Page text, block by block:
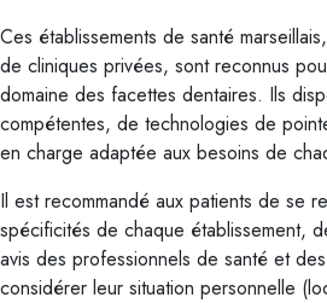
Ces établissements de santé
de cliniques privées, sont reconnus
domaine des facettes dentaires. Ils
compétentes, de technologies de
en charge adaptée aux besoins de
Il est recommandé aux patients de se
spécificités de chaque établissement,
avis des professionnels de santé et
considérer leur situation personnelle